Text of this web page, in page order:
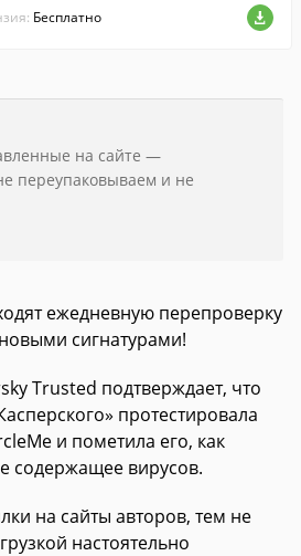
Бесплатно
на сайте —
переупаковываем и не
ежедневную перепроверку
сигнатурами!
Trusted подтверждает, что
протестировала
и пометила его, как
содержащее вирусов.
на сайты авторов, тем не
настоятельно